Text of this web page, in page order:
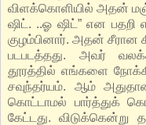
விளக்கொளியில் அதன்
ஷிட். ..ஓ ஷிட்” என பதறி
குழம்பினார். அதன் சீரான
படபடத்தது. அவர்
தூரத்தில் எங்களை
சவுந்தர்யம். ஆம்
கொட்டாமல் பார்த்துக்
கேட்டது. விடுக்கென்று